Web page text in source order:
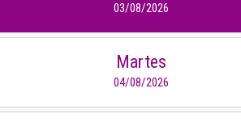
03/08/2026
Martes
04/08/2026
Puntos de pago
Contáctanos